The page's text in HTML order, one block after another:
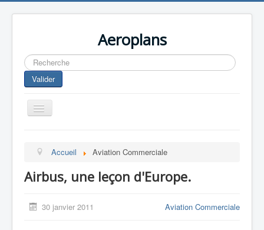
Aeroplans
Rechercher
Valider
Toggle
Navigation
Aviation Commerciale
Aviation d'Affaire
Accueil Aviation Commerciale
Airbus, une leçon d'Europe.
30 janvier 2011 Aviation Commerciale